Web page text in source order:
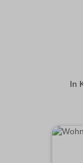
In